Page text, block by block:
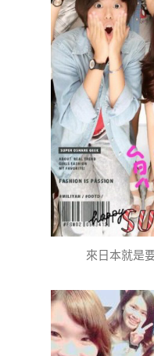
來日本就是